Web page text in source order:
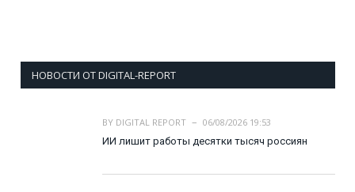
НОВОСТИ ОТ DIGITAL-REPORT
BY DIGITAL REPORT
06/08/2026 19:53
ИИ лишит работы десятки тысяч россиян